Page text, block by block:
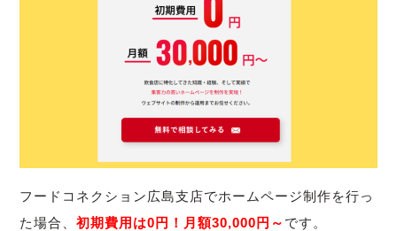
フードコネクション広島支店でホームページ制作を行っ
た場合、初期費用は0円！月額30,000円～ です。